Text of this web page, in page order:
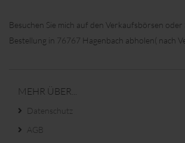
Besuchen Sie mich auf den Verkaufsbörsen oder
Bestellung in 76767 Hagenbach abholen( nach
MEHR ÜBER...
Datenschutz
AGB